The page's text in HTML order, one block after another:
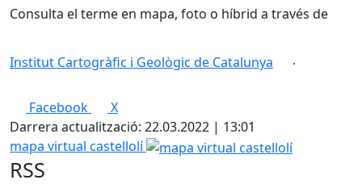
Consulta el terme en mapa, foto o híbrid a través de
Institut Cartogràfic i Geològic de Catalunya
Facebook
X
Darrera actualització: 22.03.2022 | 13:01
mapa virtual castellolí
RSS